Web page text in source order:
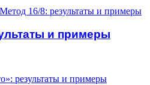
и примеры